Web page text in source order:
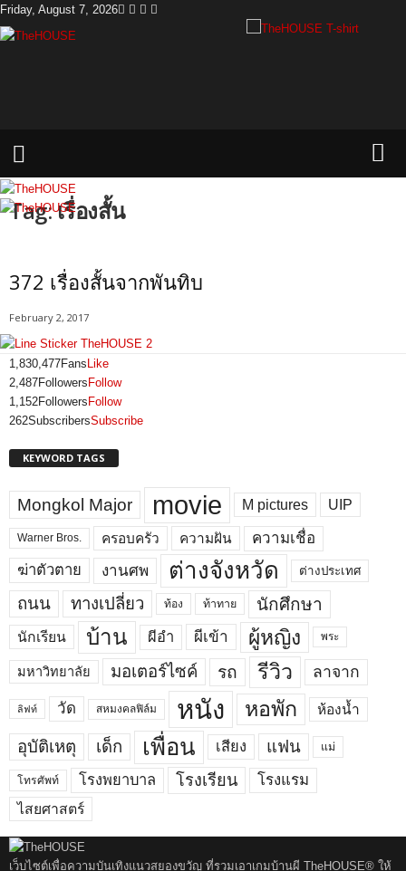
Friday, August 7, 2026
e
Tag: เรื่องสั้น
372 เรื่องสั้นจากพันทิบ
February 2, 2017
1,830,477Fans Like
2,487Followers Follow
1,152Followers Follow
262SubscribersSubscribe
KEYWORD TAGS
Mongkol Major movie M pictures UIP
Warner Bros. ครอบครัว ความฝัน
ความเชื่อ
ฆ่าตัวตาย
งานศพ ต่างจังหวัด ต่างประเทศ
ถนน ทางเปลี่ยว ท้อง ท้าทาย นักศึกษา
นักเรียน บ้าน ผีอำ ผีเข้า ผู้หญิง พระ
มหาวิทยาลัย มอเตอร์ไซค์ รถ รีวิว ลาจาก
ลิฟท์ วัด สหมงคลฟิล์ม หนัง หอพัก ห้องน้ำ
อุบัติเหตุ เด็ก เพื่อน เสียง แฟน แม่
โทรศัพท์ โรงพยาบาล โรงเรียน โรงแรม
ไสยศาสตร์
เว็บไซต์เพื่อความบันเทิงแนวสยองขวัญ ที่รวมเอาเกมบ้านผี TheHOUSE® ให้